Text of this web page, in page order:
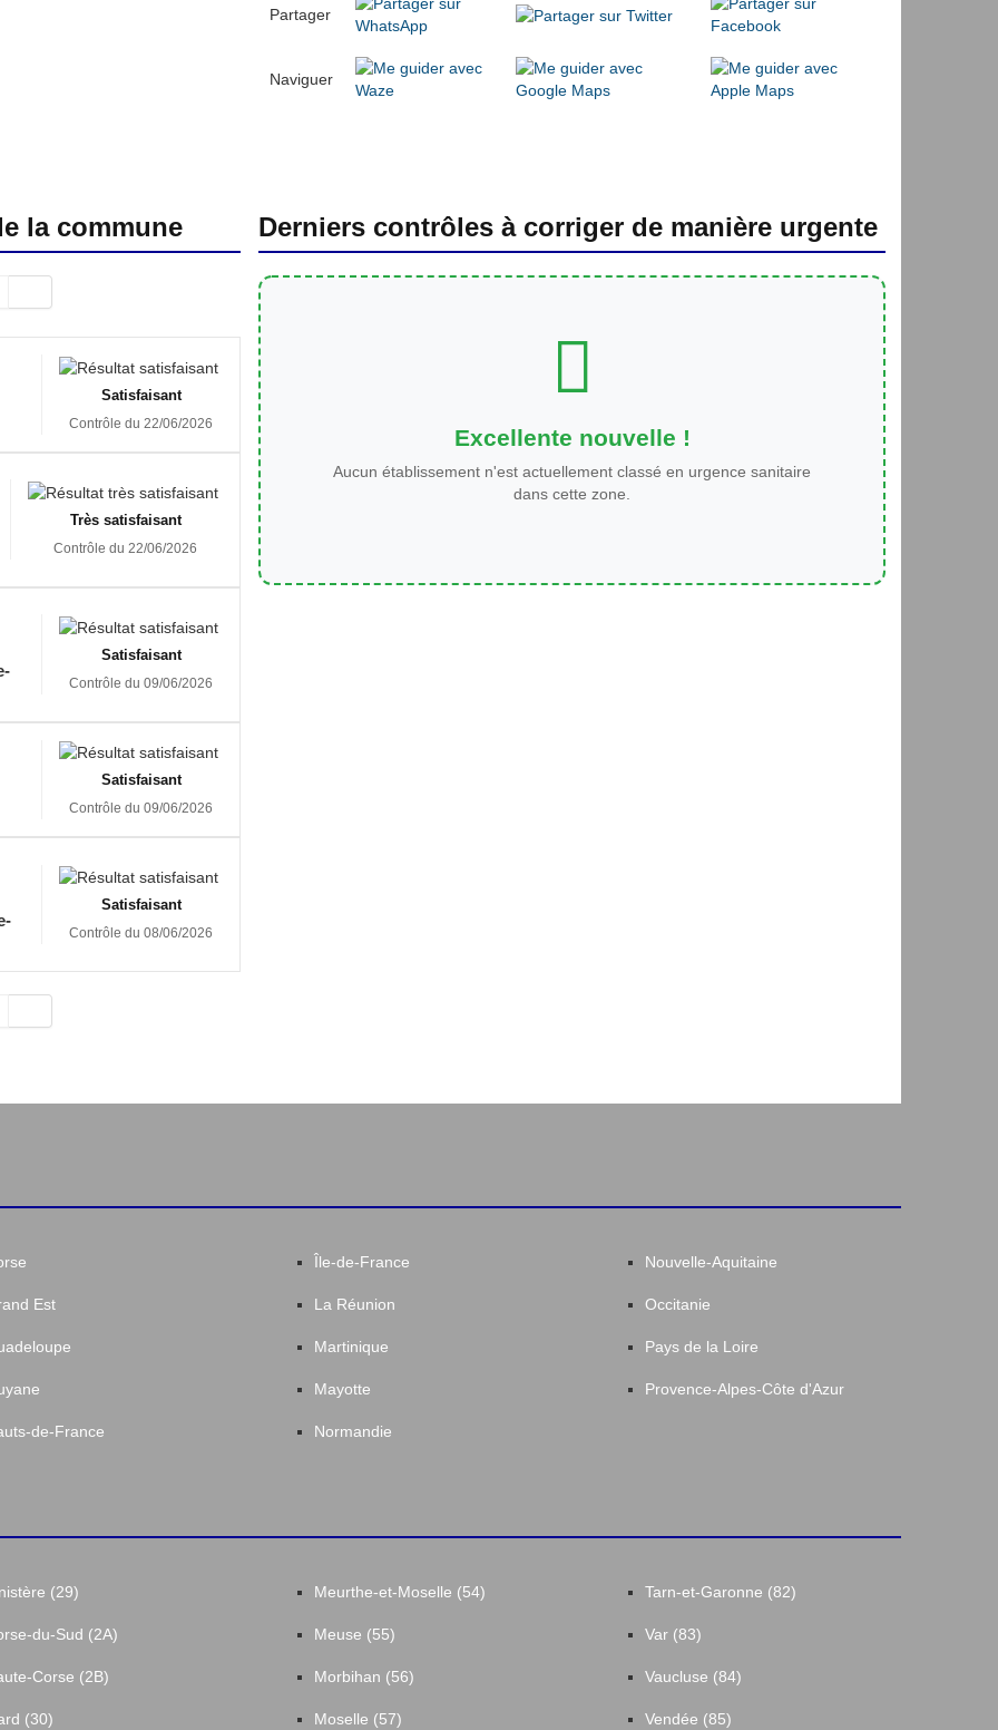
Partager
Naviguer
la commune
Satisfaisant
Contrôle du 22/06/2026
Très satisfaisant
Contrôle du 22/06/2026
Satisfaisant
Contrôle du 09/06/2026
Satisfaisant
Contrôle du 09/06/2026
Satisfaisant
Contrôle du 08/06/2026
Derniers contrôles à corriger de manière urgente
Excellente nouvelle !
Aucun établissement n'est actuellement classé en urgence sanitaire
dans cette zone.
Est
de-France
Île-de-France
La Réunion
Martinique
Mayotte
Normandie
Nouvelle-Aquitaine
Occitanie
Pays de la Loire
Provence-Alpes-Côte d'Azur
(29)
du-Sud (2A)
Corse (2B)
(30)
Meurthe-et-Moselle (54)
Meuse (55)
Morbihan (56)
Moselle (57)
Tarn-et-Garonne (82)
Var (83)
Vaucluse (84)
Vendée (85)